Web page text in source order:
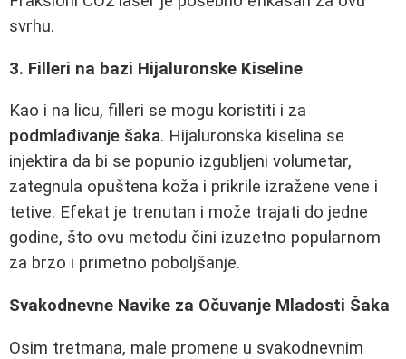
svrhu.
3. Filleri na bazi Hijaluronske Kiseline
Kao i na licu, filleri se mogu koristiti i za
podmlađivanje šaka. Hijaluronska kiselina se
injektira da bi se popunio izgubljeni volumetar,
zategnula opuštena koža i prikrile izražene vene i
tetive. Efekat je trenutan i može trajati do jedne
godine, što ovu metodu čini izuzetno popularnom
za brzo i primetno poboljšanje.
Svakodnevne Navike za Očuvanje Mladosti Šaka
Osim tretmana, male promene u svakodnevnim